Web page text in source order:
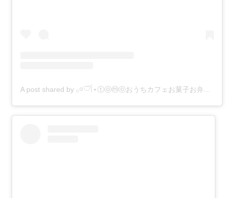
A post shared by 𓂂𖡼𓎩𓌉⋆ⓣⓞⓜⓞおうちカフェお菓子お弁当作り୭ᐝ (@kukulutomo)